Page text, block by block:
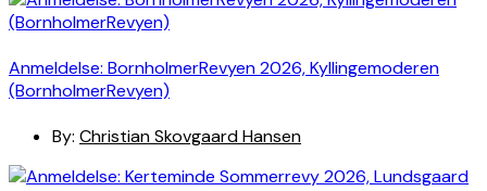
Anmeldelse: BornholmerRevyen 2026, Kyllingemoderen
(BornholmerRevyen)
By: Christian Skovgaard Hansen